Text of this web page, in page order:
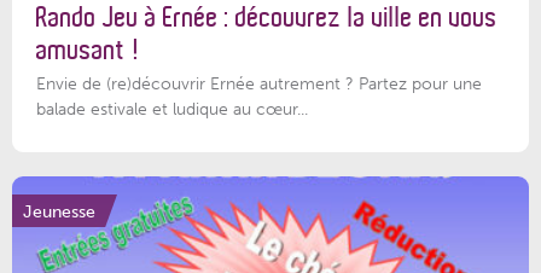
Rando Jeu à Ernée : découvrez la ville en vous
amusant !
Envie de (re)découvrir Ernée autrement ? Partez pour une
balade estivale et ludique au cœur...
Jeunesse